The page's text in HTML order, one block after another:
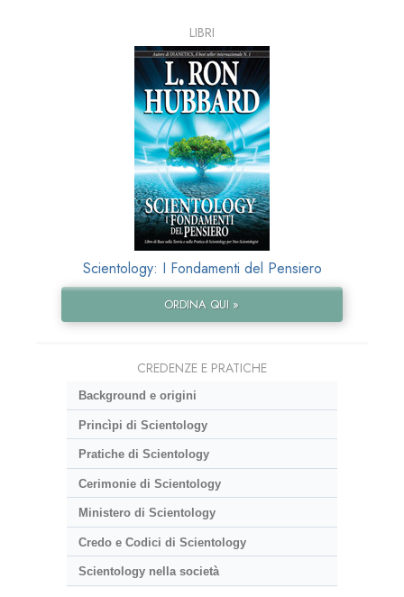
LIBRI
Scientology: I Fondamenti del Pensiero
ORDINA QUI »
CREDENZE E PRATICHE
Background e origini
Princìpi di Scientology
Pratiche di Scientology
Cerimonie di Scientology
Ministero di Scientology
Credo e Codici di Scientology
Scientology nella società